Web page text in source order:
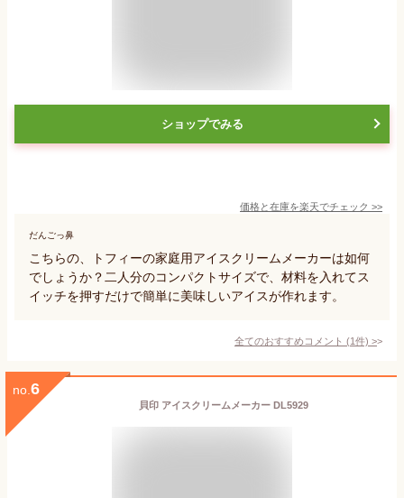
ショップでみる
価格と在庫を楽天でチェック >>
だんごっ鼻
こちらの、トフィーの家庭用アイスクリームメーカーは如何
でしょうか？二人分のコンパクトサイズで、材料を入れてス
イッチを押すだけで簡単に美味しいアイスが作れます。
全てのおすすめコメント (1件) >
no. 6
貝印 アイスクリームメーカー DL5929